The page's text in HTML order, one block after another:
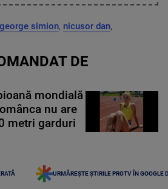
george simion, nicusor dan,
DE
mondială
nu are
metri garduri
URMĂREȘTE ȘTIRILE PROTV ÎN GOOGLE